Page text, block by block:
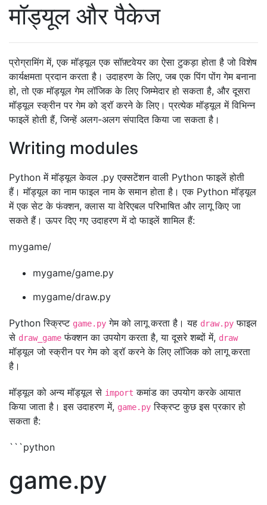
मॉड्यूल और पैकेज
प्रोग्रामिंग में, एक मॉड्यूल एक सॉफ़्टवेयर का ऐसा टुकड़ा होता है जो विशेष
कार्यक्षमता प्रदान करता है। उदाहरण के लिए, जब एक पिंग पोंग गेम बनाना
हो, तो एक मॉड्यूल गेम लॉजिक के लिए जिम्मेदार हो सकता है, और दूसरा
मॉड्यूल स्क्रीन पर गेम को ड्रॉ करने के लिए। प्रत्येक मॉड्यूल में विभिन्न
फाइलें होती हैं, जिन्हें अलग-अलग संपादित किया जा सकता है।
Writing modules
Python में मॉड्यूल केवल .py एक्सटेंशन वाली Python फाइलें होती
हैं। मॉड्यूल का नाम फाइल नाम के समान होता है। एक Python मॉड्यूल
में एक सेट के फंक्शन, क्लास या वेरिएबल परिभाषित और लागू किए जा
सकते हैं। ऊपर दिए गए उदाहरण में दो फाइलें शामिल हैं:
mygame/
mygame/game.py
mygame/draw.py
Python स्क्रिप्ट game.py गेम को लागू करता है। यह draw.py फाइल
से draw_game फंक्शन का उपयोग करता है, या दूसरे शब्दों में, draw
मॉड्यूल जो स्क्रीन पर गेम को ड्रॉ करने के लिए लॉजिक को लागू करता
है।
मॉड्यूल को अन्य मॉड्यूल से import कमांड का उपयोग करके आयात
किया जाता है। इस उदाहरण में, game.py स्क्रिप्ट कुछ इस प्रकार हो
सकता है:
```python
game.py